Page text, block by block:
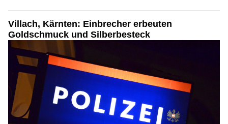
Villach, Kärnten: Einbrecher erbeuten
Goldschmuck und Silberbesteck